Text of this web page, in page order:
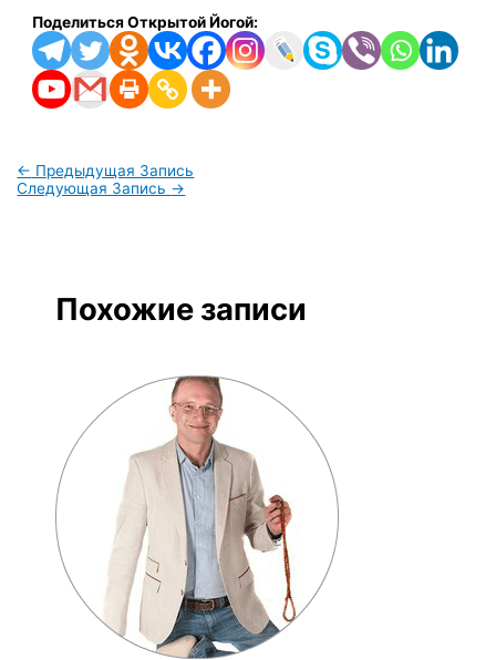
Поделиться Открытой Йогой:
← Предыдущая Запись
Следующая Запись →
Похожие записи